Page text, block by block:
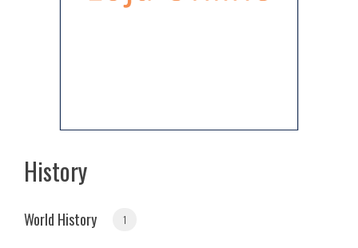
History
World History 1